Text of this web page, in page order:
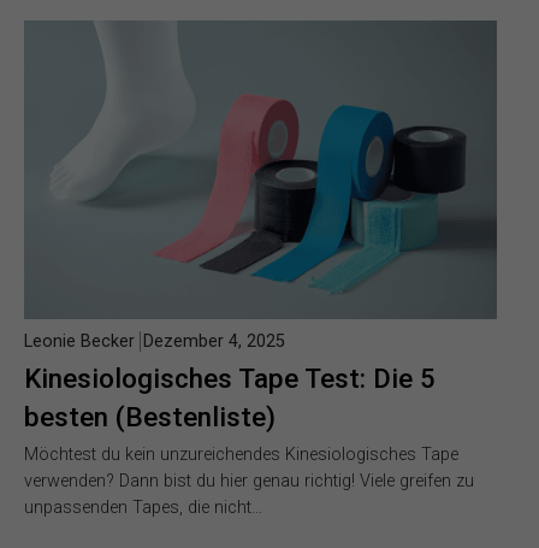
Kinesiologisches Tape Test: Die 5
besten (Bestenliste)
Leonie Becker Dezember 4, 2025
Möchtest du kein unzureichendes Kinesiologisches Tape
verwenden? Dann bist du hier genau richtig! Viele greifen zu
unpassenden Tapes, die nicht…